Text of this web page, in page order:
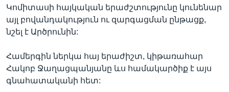
Կոմիտասի հայկական երաժշտությունը կունենար
այլ բովանդակություն ու զարգացման ընթացք,
նշել է Արծրունին:
Համերգին ներկա հայ երաժիշտ, կիթառահար
Հակոբ Ջաղացպանյանը ևս համակարծիք է այս
գնահատականի հետ: